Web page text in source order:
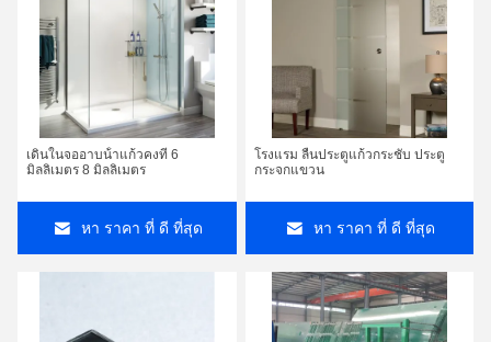
เดินในจออาบน้ําแก้วคงที่ 6
มิลลิเมตร 8 มิลลิเมตร
หา ราคา ที่ ดี ที่สุด
โรงแรม ลื่นประตูแก้วกระชับ ประตู
กระจกแขวน
หา ราคา ที่ ดี ที่สุด